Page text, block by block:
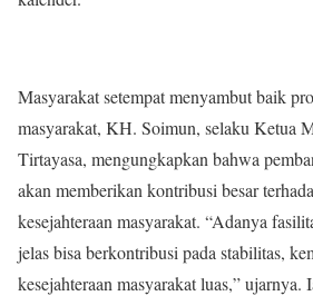
Masyarakat setempat menyambut baik
masyarakat, KH. Soimun, selaku Ketua
Tirtayasa, mengungkapkan bahwa
akan memberikan kontribusi besar
kesejahteraan masyarakat. “Adanya
jelas bisa berkontribusi pada stabilitas,
kesejahteraan masyarakat luas,” ujarnya.